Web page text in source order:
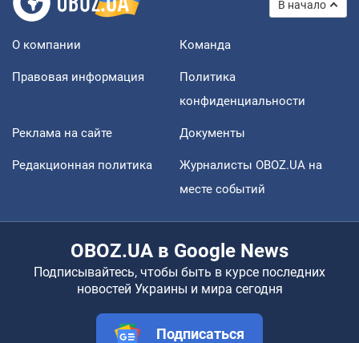
В начало
О компании Команда
Правовая информация
Политика
конфиденциальности
Реклама на сайте Документы
Редакционная политика
Журналисты OBOZ.UA на
месте событий
OBOZ.UA в Google News
Подписывайтесь, чтобы быть в курсе последних
новостей Украины и мира сегодня
Подписаться